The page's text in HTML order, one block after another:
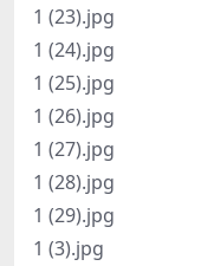
1 (23).jpg
1 (24).jpg
1 (25).jpg
1 (26).jpg
1 (27).jpg
1 (28).jpg
1 (29).jpg
1 (3).jpg